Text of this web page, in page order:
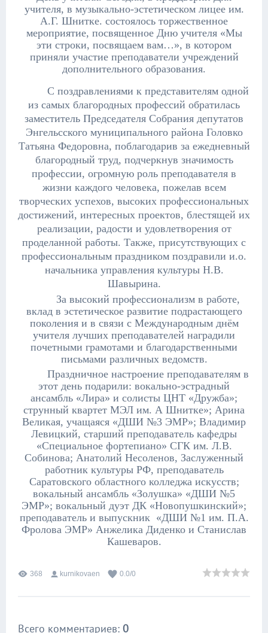
учителя, в музыкально-эстетическом лицее им.
А.Г. Шнитке. состоялось торжественное
мероприятие, посвященное Дню учителя «Мы
эти строки, посвящаем вам…», в котором
приняли участие преподаватели учреждений
дополнительного образования.
С поздравлениями к представителям одной
из самых благородных профессий обратилась
заместитель Председателя Собрания депутатов
Энгельсского муниципального района Головко
Татьяна Федоровна, поблагодарив за ежедневный
благородный труд, подчеркнув значимость
профессии, огромную роль преподавателя в
жизни каждого человека, пожелав всем
творческих успехов, высоких профессиональных
достижений, интересных проектов, блестящей их
реализации, радости и удовлетворения от
проделанной работы. Также, присутствующих с
профессиональным праздником поздравили и.о.
начальника управления культуры Н.В.
Шавырина.
За высокий профессионализм в работе,
вклад в эстетическое развитие подрастающего
поколения и в связи с Международным днём
учителя лучших преподавателей наградили
почетными грамотами и благодарственными
письмами различных ведомств.
Праздничное настроение преподавателям в
этот день подарили: вокально-эстрадный
ансамбль «Лира» и солисты ЦНТ «Дружба»;
струнный квартет МЭЛ им. А Шнитке»; Арина
Великая, учащаяся «ДШИ №3 ЭМР»; Владимир
Левицкий, старший преподаватель кафедры
«Специальное фортепиано» СГК им. Л.В.
Собинова; Анатолий Несоленов, Заслуженный
работник культуры РФ, преподаватель
Саратовского областного колледжа искусств;
вокальный ансамбль «Золушка» «ДШИ №5
ЭМР»; вокальный дуэт ДК «Новопушкинский»;
преподаватель и выпускник «ДШИ №1 им. П.А.
Фролова ЭМР» Анжелика Диденко и Станислав
Кашеваров.
368 kurnikovaen 0.0/0
Всего комментариев: 0